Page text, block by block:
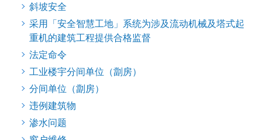
斜坡安全
采用「安全智慧工地」系统为涉及流动机械及塔式起
重机的建筑工程提供合格监督
法定命令
工业楼宇分间单位（劏房）
分间单位（劏房）
违例建筑物
渗水问题